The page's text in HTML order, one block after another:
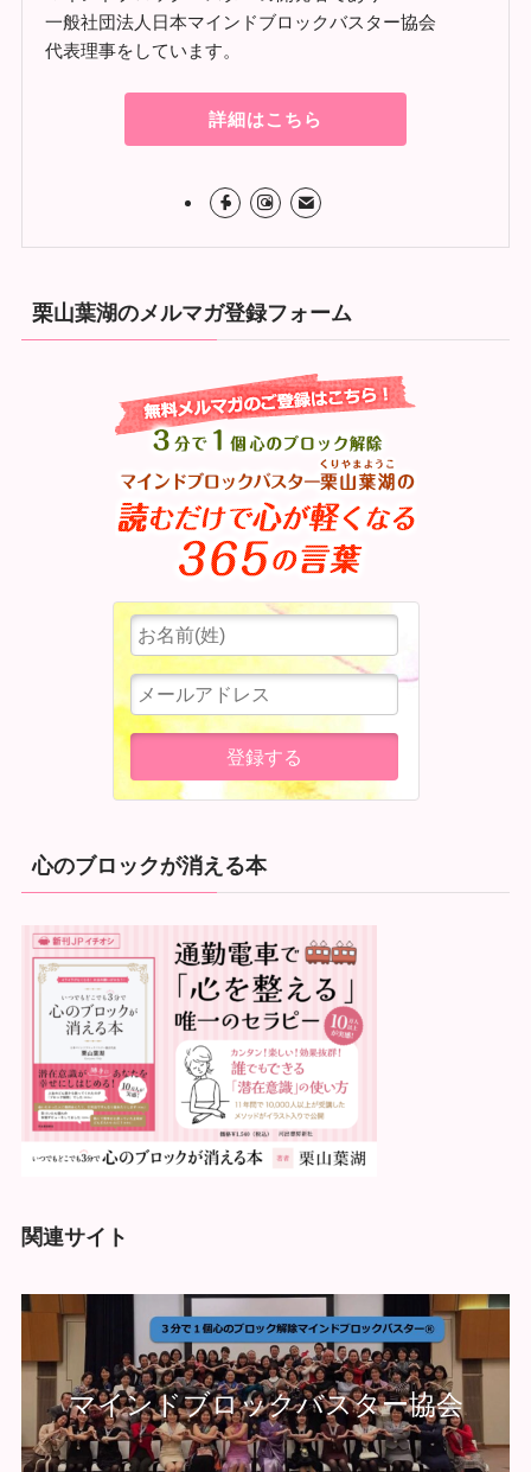
一般社団法人日本マインドブロックバスター協会
代表理事をしています。
詳細はこちら
栗山葉湖のメルマガ登録フォーム
心のブロックが消える本
関連サイト
マインドブロックバスター協会